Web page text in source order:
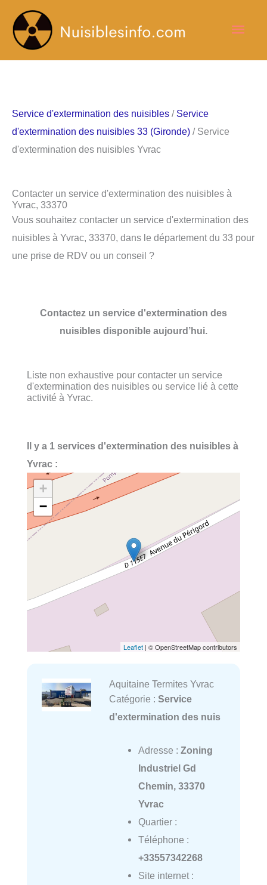
contenu
Service d'extermination des nuisibles / Service
d'extermination des nuisibles 33 (Gironde) / Service
d'extermination des nuisibles Yvrac
Contacter un service d'extermination des nuisibles à
Yvrac, 33370
Vous souhaitez contacter un service d'extermination des
nuisibles à Yvrac, 33370, dans le département du 33 pour
une prise de RDV ou un conseil ?
Contactez un service d'extermination des
nuisibles disponible aujourd’hui.
Liste non exhaustive pour contacter un service
d'extermination des nuisibles ou service lié à cette
activité à Yvrac.
Il y a 1 services d'extermination des nuisibles à
Yvrac :
+
−
Leaflet | © OpenStreetMap contributors
Aquitaine Termites Yvrac
Catégorie : Service
d'extermination des nuis
Adresse : Zoning
Industriel Gd
Chemin, 33370
Yvrac
Quartier :
Téléphone :
+33557342268
Site internet :